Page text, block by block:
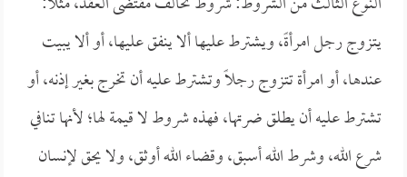
يتزوج رجل امرأةً، ويشترط عليها ألا ينفق عليها، أو ألا يبيت
عندها، أو امرأة تتزوج رجلاً وتشترط عليه أن تخرج بغير إذنه، أو
تشترط عليه أن يطلق ضرتها، فهذه شروط لا قيمة لها؛ لأنها تنافي
شرع الله، وشرط الله أسبق، وقضاء الله أوثق، ولا يحق لإنسان